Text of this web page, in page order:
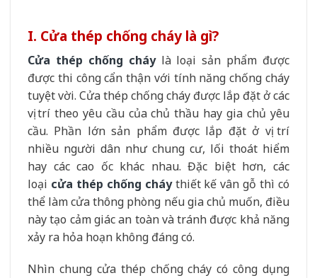
I. Cửa thép chống cháy là gì?
Cửa thép chống cháylà loại sản phẩm được
được thi công cẩn thận với tính năng chống cháy
tuyệt vời. Cửa thép chống cháy được lắp đặt ở các
vị trí theo yêu cầu của chủ thầu hay gia chủ yêu
cầu. Phần lớn sản phẩm được lắp đặt ở vị trí
nhiều người dân như chung cư, lối thoát hiểm
hay các cao ốc khác nhau. Đặc biệt hơn, các
loại cửa thép chống cháythiết kế vân gỗ thì có
thể làm cửa thông phòng nếu gia chủ muốn, điều
này tạo cảm giác an toàn và tránh được khả năng
xảy ra hỏa hoạn không đáng có.
Nhìn chung cửa thép chống cháy có công dụng